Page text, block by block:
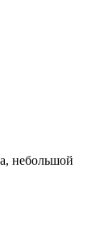
небольшой